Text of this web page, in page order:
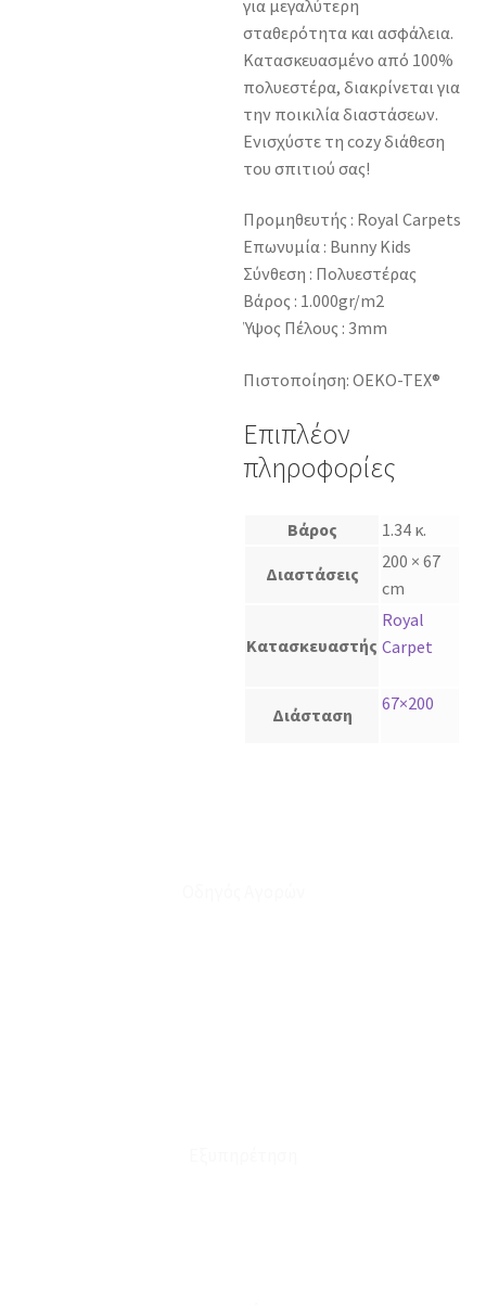
για μεγαλύτερη
σταθερότητα και ασφάλεια.
Κατασκευασμένο από 100%
πολυεστέρα, διακρίνεται για
την ποικιλία διαστάσεων.
Ενισχύστε τη cozy διάθεση
του σπιτιού σας!
Προμηθευτής : Royal Carpets
Επωνυμία : Bunny Kids
Σύνθεση : Πολυεστέρας
Βάρος : 1.000gr/m2
Ύψος Πέλους : 3mm
Πιστοποίηση: OEKO-TEX®
Επιπλέον
πληροφορίες
Βάρος 1.34 κ.
Διαστάσεις
200 × 67
cm
Κατασκευαστής
Royal
Carpet
Διάσταση
67×200